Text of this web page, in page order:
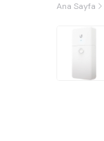
Ana Sayfa